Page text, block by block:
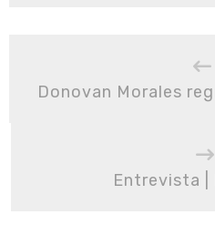
Donovan Morales
Entrevista |